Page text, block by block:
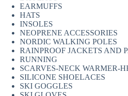
EARMUFFS
HATS
INSOLES
NEOPRENE ACCESSORIES
NORDIC WALKING POLES
RAINPROOF JACKETS AND
RUNNING
SCARVES-NECK WARMER-
SILICONE SHOELACES
SKI GOGGLES